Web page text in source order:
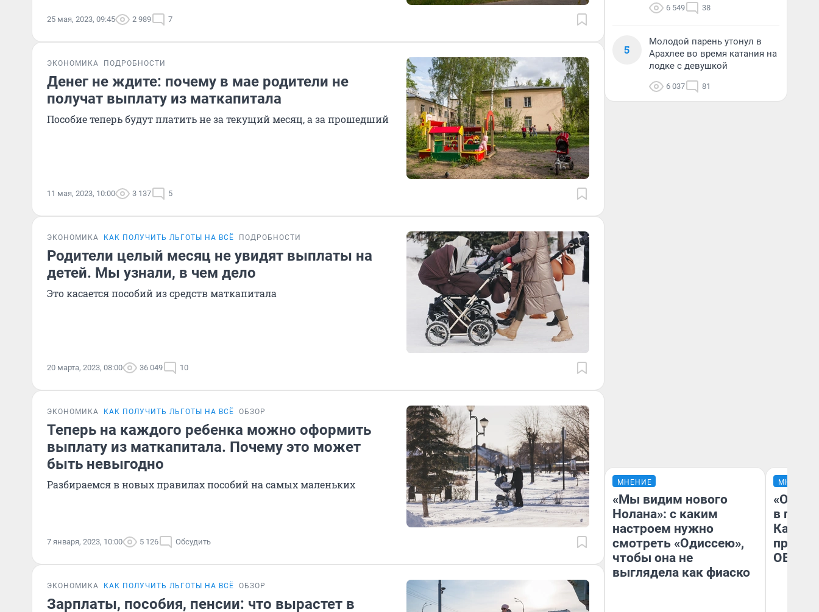
25 мая, 2023, 09:45 2 989 7
ЭКОНОМИКА ПОДРОБНОСТИ
Денег не ждите: почему в мае родители не
получат выплату из маткапитала
Пособие теперь будут платить не за текущий месяц, а за прошедший
11 мая, 2023, 10:00 3 137 5
ЭКОНОМИКА КАК ПОЛУЧИТЬ ЛЬГОТЫ НА ВСЁ ПОДРОБНОСТИ
Родители целый месяц не увидят выплаты на
детей. Мы узнали, в чем дело
Это касается пособий из средств маткапитала
20 марта, 2023, 08:00 36 049 10
ЭКОНОМИКА КАК ПОЛУЧИТЬ ЛЬГОТЫ НА ВСЁ ОБЗОР
Теперь на каждого ребенка можно оформить
выплату из маткапитала. Почему это может
быть невыгодно
Разбираемся в новых правилах пособий на самых маленьких
7 января, 2023, 10:00 5 126 Обсудить
ЭКОНОМИКА КАК ПОЛУЧИТЬ ЛЬГОТЫ НА ВСЁ ОБЗОР
Зарплаты, пособия, пенсии: что вырастет в
6 549 38
5
Молодой парень утонул в
Арахлее во время катания на
лодке с девушкой
6 037 81
МНЕНИЕ
«Мы видим нового
Нолана»: с каким
настроем нужно
смотреть «Одиссею»,
чтобы она не
выглядела как фиаско
МНЕНИЕ
в
Как в
ОВЗ